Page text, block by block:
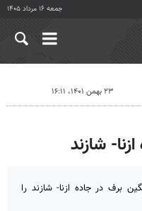
جمعه ۱۶ مرداد ۱۴۰۵
۲۳ بهمن ۱۴۰۱، ۱۶:۱۱
شازند
برف در جاده ازنا- شازند را